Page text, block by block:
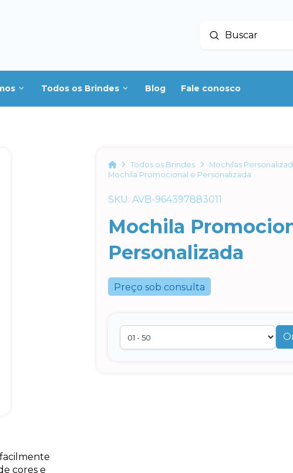
Buscar
Enviar
Todos os Brindes Blog Fale conosco
HomeTodos os Brindes
Mochilas
Mochila Promocional e Personalizada
SKU: AVB-964397883011
Mochila
Personalizada
Preço sob consulta
cores e